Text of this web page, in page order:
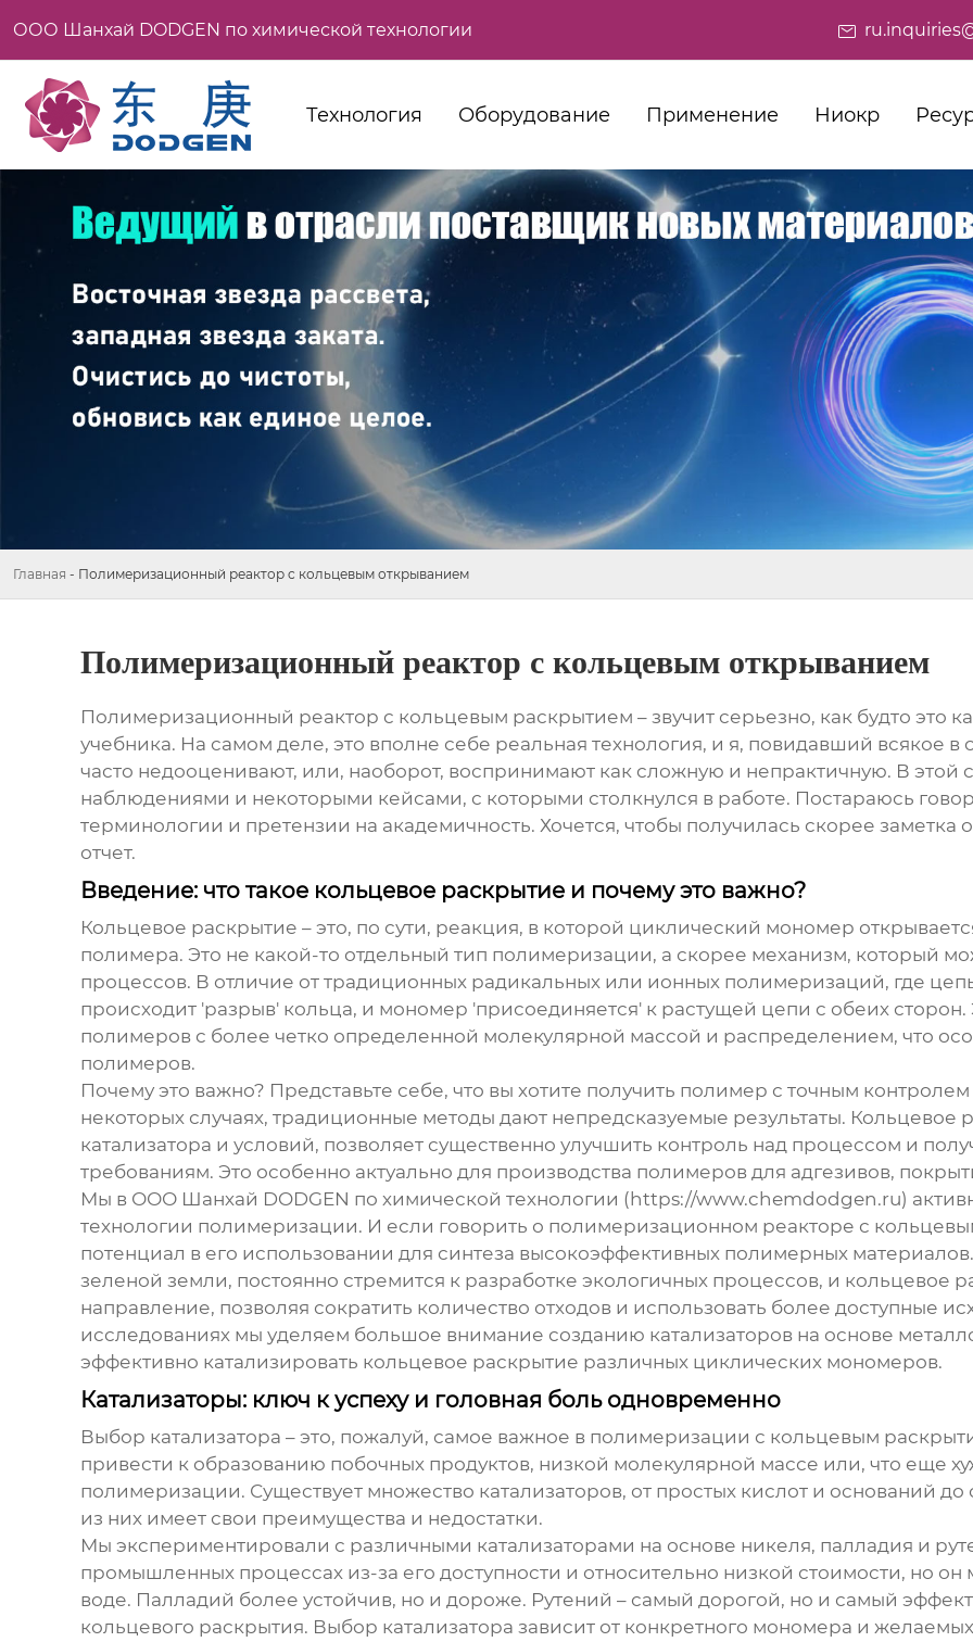
ООО Шанхай DODGEN по химической технологии
Технология Оборудование Применение Ниокр
Главная - Полимеризационный реактор c кольцевым открыванием
Полимеризационный реактор c кольцевым открыванием
Полимеризационный реактор с кольцевым раскрытием – звучит серьезно, как будто это
учебника. На самом деле, это вполне себе реальная технология, и я, повидавший всякое в
часто недооценивают, или, наоборот, воспринимают как сложную и непрактичную. В этой
наблюдениями и некоторыми кейсами, с которыми столкнулся в работе. Постараюсь
терминологии и претензии на академичность. Хочется, чтобы получилась скорее
отчет.
Введение: что такое кольцевое раскрытие и почему это важно?
Кольцевое раскрытие – это, по сути, реакция, в которой циклический мономер
полимера. Это не какой-то отдельный тип полимеризации, а скорее механизм, который
процессов. В отличие от традиционных радикальных или ионных полимеризаций, где
происходит 'разрыв' кольца, и мономер 'присоединяется' к растущей цепи с обеих
полимеров с более четко определенной молекулярной массой и распределением, что
полимеров.
Почему это важно? Представьте себе, что вы хотите получить полимер с точным
некоторых случаях, традиционные методы дают непредсказуемые результаты.
катализатора и условий, позволяет существенно улучшить контроль над процессом и
требованиям. Это особенно актуально для производства полимеров для адгезивов,
Мы в ООО Шанхай DODGEN по химической технологии (https://www.chemdodgen.ru)
технологии полимеризации. И если говорить о полимеризационном реакторе с
потенциал в его использовании для синтеза высокоэффективных полимерных
зеленой земли, постоянно стремится к разработке экологичных процессов, и кольцевое
направление, позволяя сократить количество отходов и использовать более доступные
исследованиях мы уделяем большое внимание созданию катализаторов на основе
эффективно катализировать кольцевое раскрытие различных циклических мономеров.
Катализаторы: ключ к успеху и головная боль одновременно
Выбор катализатора – это, пожалуй, самое важное в полимеризации с кольцевым
привести к образованию побочных продуктов, низкой молекулярной массе или, что еще
полимеризации. Существует множество катализаторов, от простых кислот и оснований
из них имеет свои преимущества и недостатки.
Мы экспериментировали с различными катализаторами на основе никеля, палладия и
промышленных процессах из-за его доступности и относительно низкой стоимости, но он
воде. Палладий более устойчив, но и дороже. Рутений – самый дорогой, но и самый
кольцевого раскрытия. Выбор катализатора зависит от конкретного мономера и